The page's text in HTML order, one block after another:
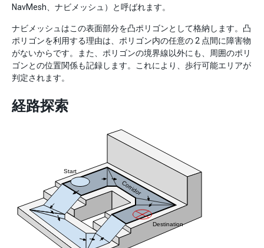
NavMesh、ナビメッシュ）と呼ばれます。
ナビメッシュはこの表面部分を凸ポリゴンとして格納します。凸
ポリゴンを利用する理由は、ポリゴン内の任意の 2 点間に障害物
がないからです。また、ポリゴンの境界線以外にも、周囲のポリ
ゴンとの位置関係も記録します。これにより、歩行可能エリアが
判定されます。
経路探索